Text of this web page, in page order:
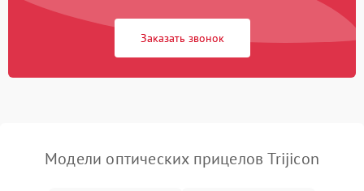
Неисправность системы
защиты от замыкания
1000 ₽
защиты от перегрева
Заказать звонок
Модели оптических прицелов Trijicon